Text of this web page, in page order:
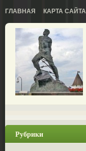
ГЛАВНАЯ КАРТА САЙТА
Рубрики